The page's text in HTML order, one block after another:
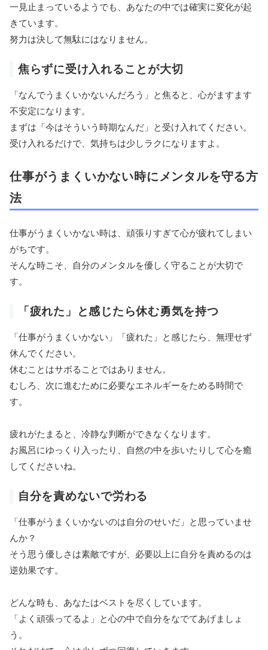
一見止まっているようでも、あなたの中では確実に変化が起
きています。
努力は決して無駄にはなりません。
焦らずに受け入れることが大切
「なんでうまくいかないんだろう」と焦ると、心がますます
不安定になります。
まずは「今はそういう時期なんだ」と受け入れてください。
受け入れるだけで、気持ちは少しラクになりますよ。
仕事がうまくいかない時にメンタルを守る方
法
仕事がうまくいかない時は、頑張りすぎて心が疲れてしまい
がちです。
そんな時こそ、自分のメンタルを優しく守ることが大切で
す。
「疲れた」と感じたら休む勇気を持つ
「仕事がうまくいかない」「疲れた」と感じたら、無理せず
休んでください。
休むことはサボることではありません。
むしろ、次に進むために必要なエネルギーをためる時間で
す。
疲れがたまると、冷静な判断ができなくなります。
お風呂にゆっくり入ったり、自然の中を歩いたりして心を癒
してくださいね。
自分を責めないで労わる
「仕事がうまくいかないのは自分のせいだ」と思っていませ
んか？
そう思う優しさは素敵ですが、必要以上に自分を責めるのは
逆効果です。
どんな時も、あなたはベストを尽くしています。
「よく頑張ってるよ」と心の中で自分をなでてあげましょ
う。